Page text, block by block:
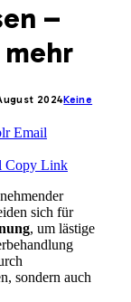
–
2024Keine
Email
Copy Link
sich für
, um lästige
sondern auch